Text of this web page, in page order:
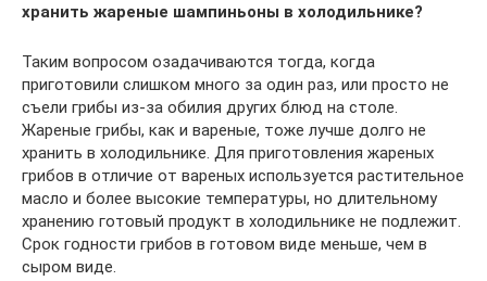
хранить жареные шампиньоны в холодильнике?
Таким вопросом озадачиваются тогда, когда
приготовили слишком много за один раз, или просто не
съели грибы из-за обилия других блюд на столе.
Жареные грибы, как и вареные, тоже лучше долго не
хранить в холодильнике. Для приготовления жареных
грибов в отличие от вареных используется растительное
масло и более высокие температуры, но длительному
хранению готовый продукт в холодильнике не подлежит.
Срок годности грибов в готовом виде меньше, чем в
сыром виде.